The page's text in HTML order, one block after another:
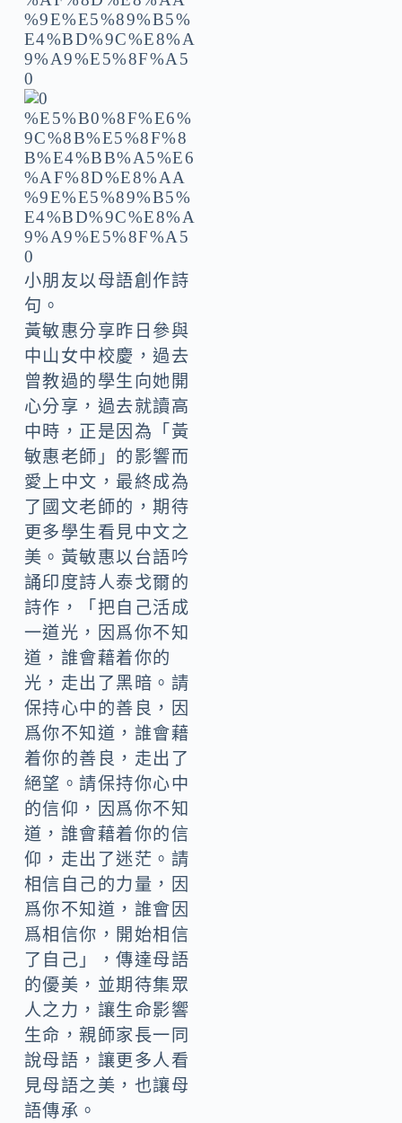
小朋友以母語創作詩
句。
黃敏惠分享昨日參與
中山女中校慶，過去
曾教過的學生向她開
心分享，過去就讀高
中時，正是因為「黃
敏惠老師」的影響而
愛上中文，最終成為
了國文老師的，期待
更多學生看見中文之
美。黃敏惠以台語吟
誦印度詩人泰戈爾的
詩作，「把自己活成
一道光，因爲你不知
道，誰會藉着你的
光，走出了黑暗。請
保持心中的善良，因
爲你不知道，誰會藉
着你的善良，走出了
絕望。請保持你心中
的信仰，因爲你不知
道，誰會藉着你的信
仰，走出了迷茫。請
相信自己的力量，因
爲你不知道，誰會因
爲相信你，開始相信
了自己」，傳達母語
的優美，並期待集眾
人之力，讓生命影響
生命，親師家長一同
說母語，讓更多人看
見母語之美，也讓母
語傳承。